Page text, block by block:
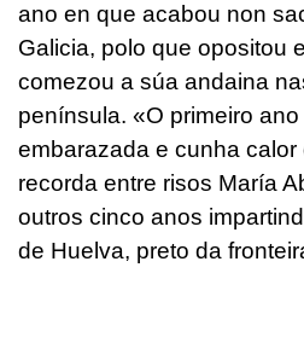
ano en que acabou non
Galicia, polo que opositou
comezou a súa andaina
península. «O primeiro
embarazada e cunha calor
recorda entre risos María
outros cinco anos
de Huelva, preto da